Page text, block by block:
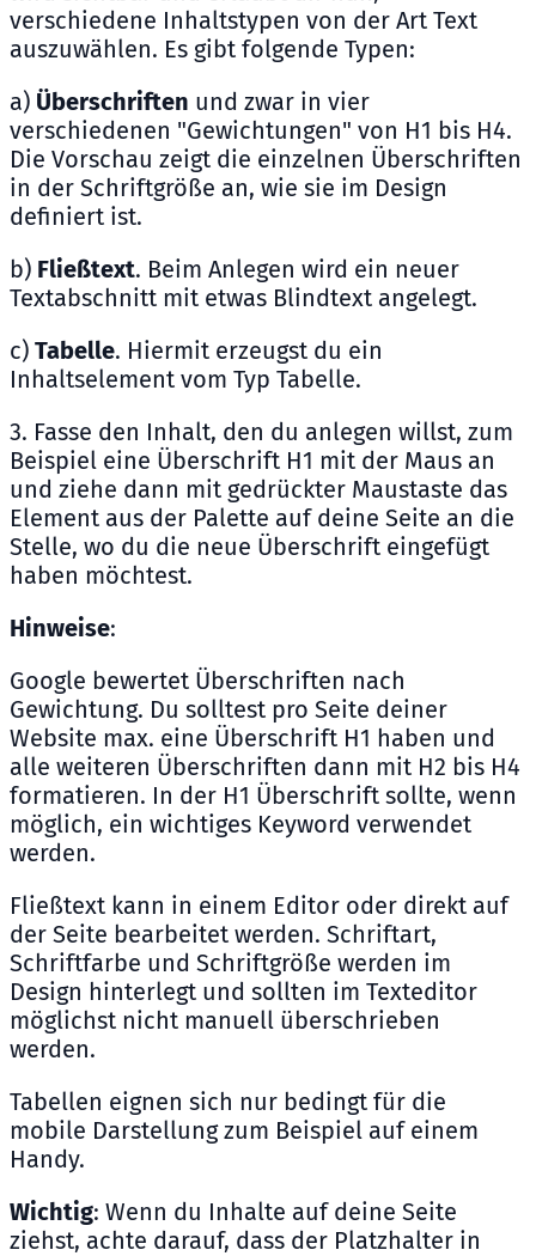
verschiedene Inhaltstypen von der Art Text
auszuwählen. Es gibt folgende Typen:
a) Überschriften und zwar in vier
verschiedenen "Gewichtungen" von H1 bis H4.
Die Vorschau zeigt die einzelnen Überschriften
in der Schriftgröße an, wie sie im Design
definiert ist.
b) Fließtext. Beim Anlegen wird ein neuer
Textabschnitt mit etwas Blindtext angelegt.
c) Tabelle. Hiermit erzeugst du ein
Inhaltselement vom Typ Tabelle.
3. Fasse den Inhalt, den du anlegen willst, zum
Beispiel eine Überschrift H1 mit der Maus an
und ziehe dann mit gedrückter Maustaste das
Element aus der Palette auf deine Seite an die
Stelle, wo du die neue Überschrift eingefügt
haben möchtest.
Hinweise:
Google bewertet Überschriften nach
Gewichtung. Du solltest pro Seite deiner
Website max. eine Überschrift H1 haben und
alle weiteren Überschriften dann mit H2 bis H4
formatieren. In der H1 Überschrift sollte, wenn
möglich, ein wichtiges Keyword verwendet
werden.
Fließtext kann in einem Editor oder direkt auf
der Seite bearbeitet werden. Schriftart,
Schriftfarbe und Schriftgröße werden im
Design hinterlegt und sollten im Texteditor
möglichst nicht manuell überschrieben
werden.
Tabellen eignen sich nur bedingt für die
mobile Darstellung zum Beispiel auf einem
Handy.
Wichtig: Wenn du Inhalte auf deine Seite
ziehst, achte darauf, dass der Platzhalter in